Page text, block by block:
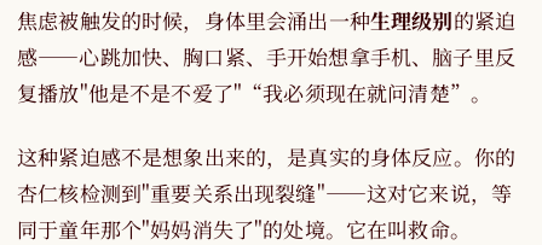
焦虑被触发的时候，身体里会涌出一种生理级别的紧迫
感——心跳加快、胸口紧、手开始想拿手机、脑子里反
复播放"他是不是不爱了"“我必须现在就问清楚”。
这种紧迫感不是想象出来的，是真实的身体反应。你的
杏仁核检测到"重要关系出现裂缝"——这对它来说，等
同于童年那个"妈妈消失了"的处境。它在叫救命。